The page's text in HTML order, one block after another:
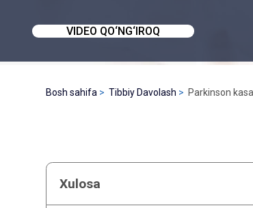
VIDEO QO‘NG‘IROQ
Bosh sahifa Tibbiy Davolash Parkinson
Xulosa